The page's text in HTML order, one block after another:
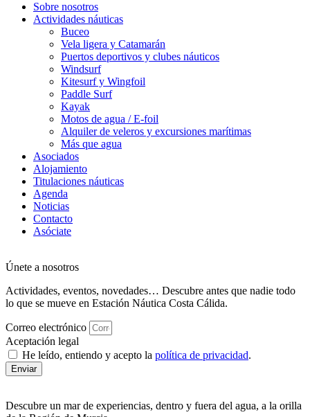
Sobre nosotros
Actividades náuticas
Buceo
Vela ligera y Catamarán
Puertos deportivos y clubes náuticos
Windsurf
Kitesurf y Wingfoil
Paddle Surf
Kayak
Motos de agua / E-foil
Alquiler de veleros y excursiones marítimas
Más que agua
Asociados
Alojamiento
Titulaciones náuticas
Agenda
Noticias
Contacto
Asóciate
Únete a nosotros
Actividades, eventos, novedades… Descubre antes que nadie todo
lo que se mueve en Estación Náutica Costa Cálida.
Correo electrónico
Aceptación legal
He leído, entiendo y acepto la política de privacidad.
Enviar
Descubre un mar de experiencias, dentro y fuera del agua, a la orilla